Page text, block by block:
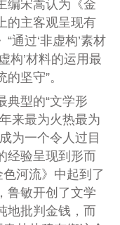
编宋嵩认为《金
的主客观呈现有
通过‘非虚构’素材
构’材料的运用最
坚守”。
型的“文学形
来最为火热最为
为一个令人过目
经验呈现到形而
河流》中起到了
鲁敏开创了文学
地批判金钱，而